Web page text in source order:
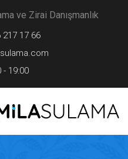
ve Zirai Danışmanlık
217 17 66
- 19:00